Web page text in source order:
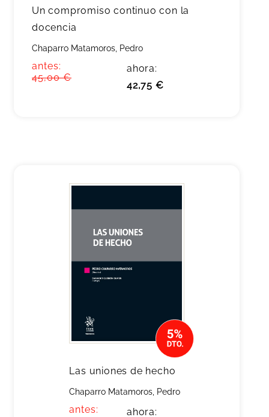
Un compromiso continuo con la
docencia
Chaparro Matamoros, Pedro
antes:
45,00 €
ahora:
42,75 €
Las uniones de hecho
Chaparro Matamoros, Pedro
antes:
ahora: